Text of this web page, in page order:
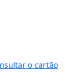
o cartão